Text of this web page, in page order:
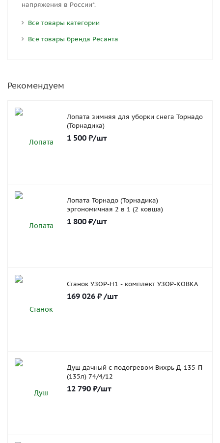
напряжения в России*.
Все товары категории
Все товары бренда Ресанта
Рекомендуем
Лопата зимняя для уборки снега Торнадо
(Торнадика)
1 500 ₽/шт
Лопата Торнадо (Торнадика)
эргономичная 2 в 1 (2 ковша)
1 800 ₽/шт
Станок УЗОР-Н1 - комплект УЗОР-КОВКА
169 026 ₽ /шт
Душ дачный с подогревом Вихрь Д-135-П
(135л) 74/4/12
12 790 ₽/шт